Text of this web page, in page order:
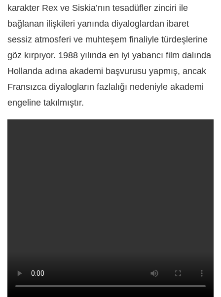
karakter Rex ve Siskia’nın tesadüfler zinciri ile
bağlanan ilişkileri yanında diyaloglardan ibaret
sessiz atmosferi ve muhteşem finaliyle türdeşlerine
göz kırpıyor. 1988 yılında en iyi yabancı film dalında
Hollanda adına akademi başvurusu yapmış, ancak
Fransızca diyalogların fazlalığı nedeniyle akademi
engeline takılmıştır.